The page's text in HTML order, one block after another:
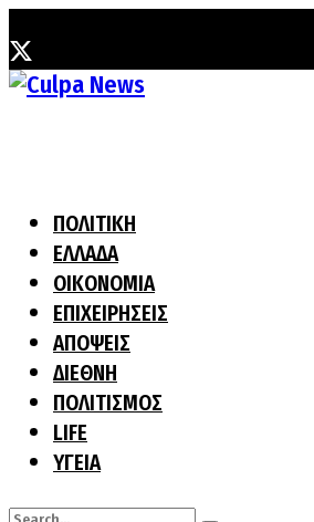
ΠΟΛΙΤΙΚΗ
ΕΛΛΑΔΑ
ΟΙΚΟΝΟΜΙΑ
ΕΠΙΧΕΙΡΗΣΕΙΣ
ΑΠΟΨΕΙΣ
ΔΙΕΘΝΗ
ΠΟΛΙΤΙΣΜΟΣ
LIFE
ΥΓΕΙΑ